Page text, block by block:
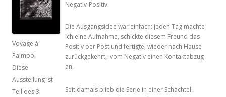
Voyage á
Paimpol
Diese
Ausstellung ist
Teil des 3.
Negativ-Positiv.
Die Ausgangsidee war einfach: jeden Tag machte
ich eine Aufnahme, schickte diesem Freund das
Positiv per Post und fertigte, wieder nach Hause
zurückgekehrt, vom Negativ einen Kontaktabzug
an.
Seit damals blieb die Serie in einer Schachtel.